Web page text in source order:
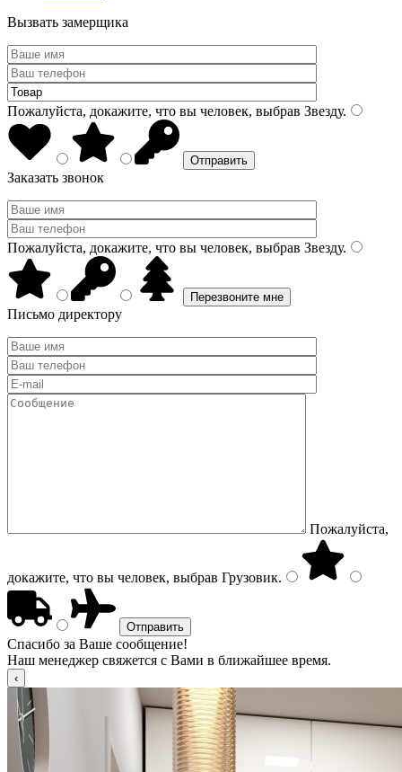
Вызвать замерщика
Пожалуйста, докажите, что вы человек, выбрав Звезду.
Заказать звонок
Пожалуйста, докажите, что вы человек, выбрав Звезду.
Письмо директору
Пожалуйста,
докажите, что вы человек, выбрав Грузовик.
Спасибо за Ваше сообщение!
Наш менеджер свяжется с Вами в ближайшее время.